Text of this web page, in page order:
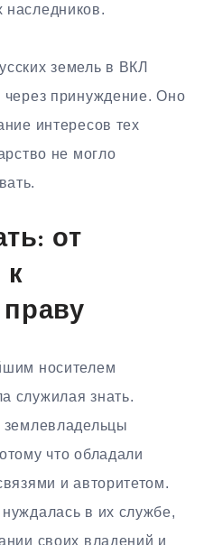
наследников.
земель в ВКЛ
через принуждение. Оно
интересов тех
не могло
от
к
носителем
служилая знать.
землевладельцы
что обладали
и авторитетом.
в их службе,
своих владений и